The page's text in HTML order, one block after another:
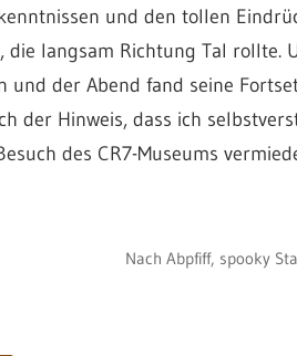
und den tollen
die langsam Richtung Tal
und der Abend fand seine
der Hinweis, dass ich
des CR7-Museums
Nach Abpfiff, spooky